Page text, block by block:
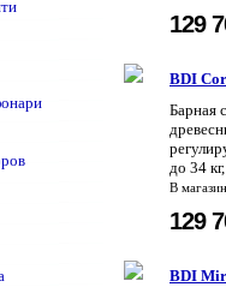
129
BDI
Барная
до 34
В
129
BDI